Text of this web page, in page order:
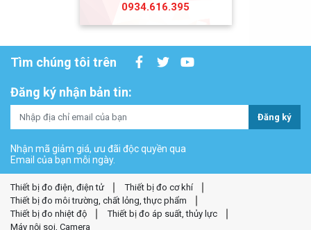
0934.616.395
Tìm chúng tôi trên
Đăng ký nhận bản tin:
Đăng ký
Nhận mã giảm giá, ưu đãi độc quyền qua
Email của bạn mỗi ngày.
Thiết bị đo điện, điện tử
Thiết bị đo cơ khí
Thiết bị đo môi trường, chất lỏng, thực phẩm
Thiết bị đo nhiệt độ
Thiết bị đo áp suất, thủy lực
Máy nội soi, Camera